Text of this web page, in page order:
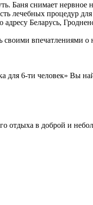
Баня снимает нервное
лечебных процедур
Беларусь,
впечатлениями о
для 6-ти человек» Вы
отдыха в доброй и